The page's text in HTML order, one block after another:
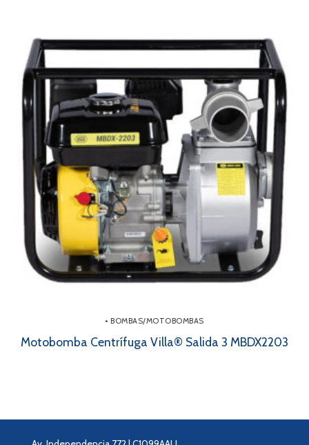
• BOMBAS/MOTOBOMBAS
Motobomba Centrífuga Villa® Salida 3 MBDX2203